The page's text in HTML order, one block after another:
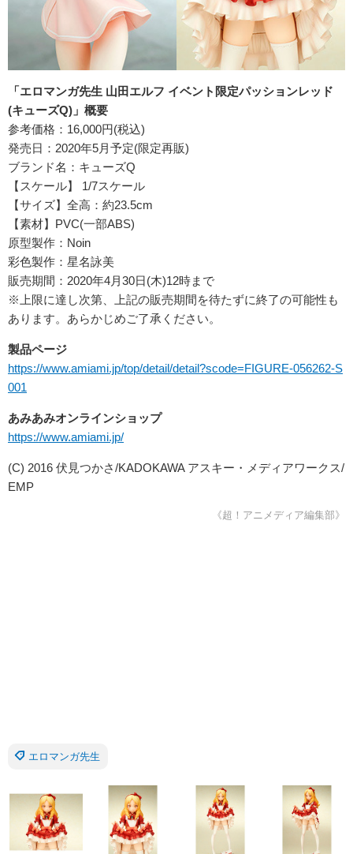
「エロマンガ先生 山田エルフ イベント限定パッションレッド
(キューズQ)」概要
参考価格：16,000円(税込)
発売日：2020年5月予定(限定再販)
ブランド名：キューズQ
【スケール】 1/7スケール
【サイズ】全高：約23.5cm
【素材】PVC(一部ABS)
原型製作：Noin
彩色製作：星名詠美
販売期間：2020年4月30日(木)12時まで
※上限に達し次第、上記の販売期間を待たずに終了の可能性も
あります。あらかじめご了承ください。
製品ページ
https://www.amiami.jp/top/detail/detail?scode=FIGURE-056262-S
001
あみあみオンラインショップ
https://www.amiami.jp/
(C) 2016 伏見つかさ/KADOKAWA アスキー・メディアワークス/
EMP
《超！アニメディア編集部》
エロマンガ先生